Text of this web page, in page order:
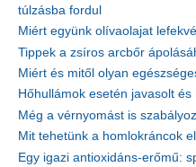
túlzásba fordul
Miért együnk olívaolajat
Tippek a zsíros arcbőr
Miért és mitől olyan
Hőhullámok esetén javasolt
Még a vérnyomást is
Mit tehetünk a homlokráncok
Egy igazi antioxidáns-erőmű: